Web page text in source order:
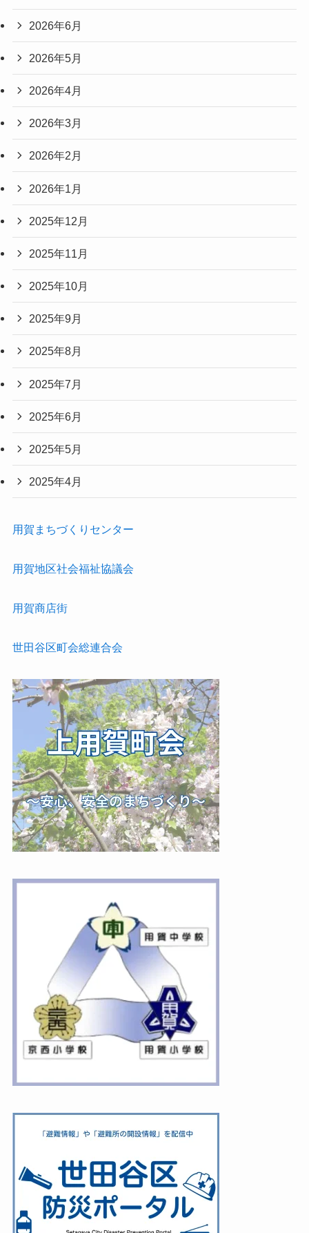
2026年6月
2026年5月
2026年4月
2026年3月
2026年2月
2026年1月
2025年12月
2025年11月
2025年10月
2025年9月
2025年8月
2025年7月
2025年6月
2025年5月
2025年4月
用賀まちづくりセンター
用賀地区社会福祉協議会
用賀商店街
世田谷区町会総連合会